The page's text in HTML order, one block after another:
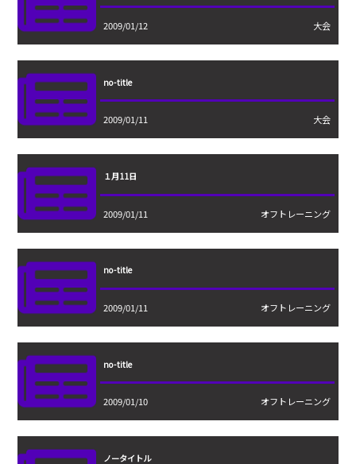
2009/01/12 大会
no-title
2009/01/11 大会
１月11日
2009/01/11 オフトレーニング
no-title
2009/01/11 オフトレーニング
no-title
2009/01/10 オフトレーニング
ノータイトル